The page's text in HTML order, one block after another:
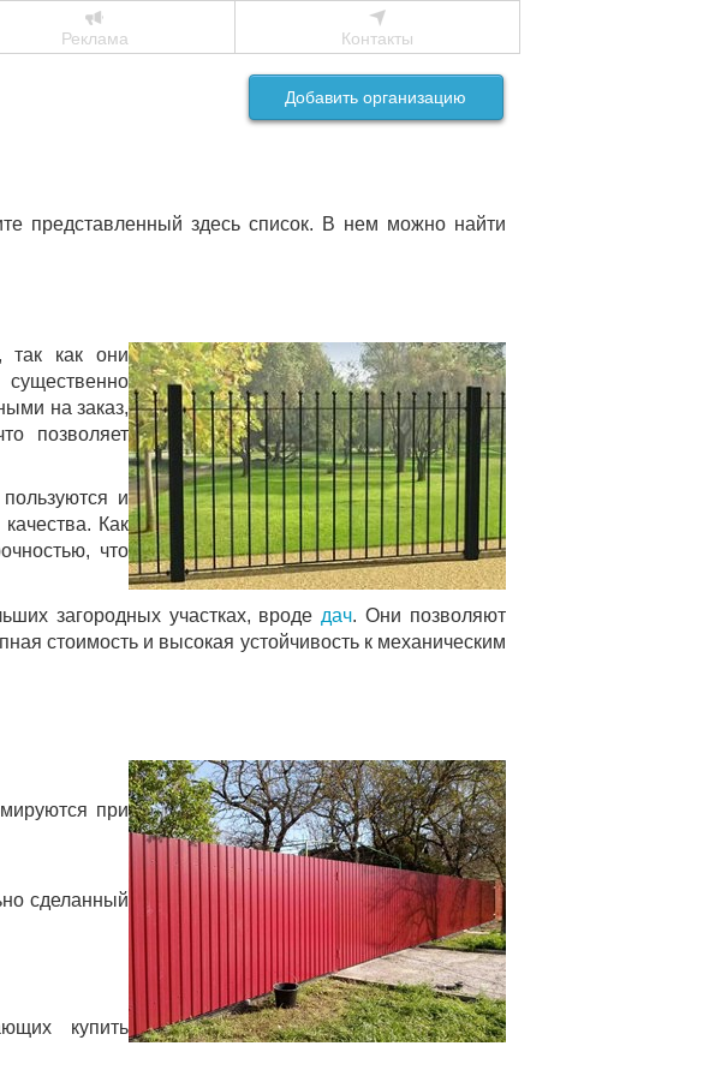
Реклама Контакты
Добавить организацию
представленный здесь список. В нем можно найти
, так как они
на заказ,
позволяет
и
Как
что
загородных участках, вроде дач. Они позволяют
стоимость и высокая устойчивость к механическим
при
сделанный
купить